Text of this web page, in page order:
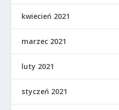
kwiecień 2021
marzec 2021
luty 2021
styczeń 2021